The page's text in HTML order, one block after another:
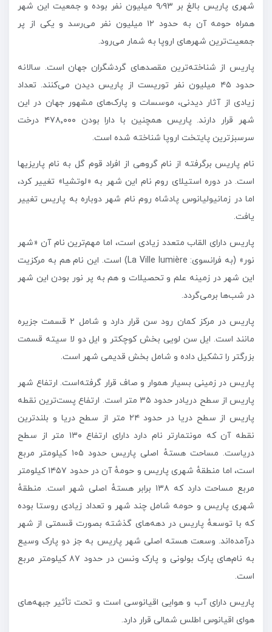
شهری پاریس بالغ بر ۹٫۹۳ میلیون نفر بوده و جمعیت این شهر
همراه حومه آن به حدود ۱۲ میلیون نفر می‌رسد و یکی از پر
جمعیت‌ترین شهرهای اروپا به شمار می‌رود.
پاریس از شناخته‌ترین مقصدهای گردشگران جهان است. سالانه
حدود ۴۵ میلیون نفر توریست از پاریس دیدن می‌کنند. تعداد
زیادی از آثار دیدنی، موسسات و پارک‌های مشهور جهان در این
شهر قرار دارند. پاریس همچنین با دارا بودن ۴۷۸٬۰۰۰ درخت
سرسبزترین پایتخت اروپا شناخته شده است.
نام پاریس برگرفته از نام گروهی از افراد قوم گل به نام پاریزیها
است. در دوره استیلای روم نام این شهر به «لوتشیا» تغییر کرد،
اما در زمانیولیانوس پادشاه روم نام شهر دوباره به پاریس تغییر
یافت.
پاریس دارای القاب متعدد زیادی است، اما مهم‌ترین نام آن «شهر
نور» (به فرانسوی: La Ville lumière) است. این نام هم به مرکزیت
این شهر در زمینه علم و تحصیلات و هم به پر نور بودن این شهر
در شب‌ها برمی‌گردد.
پاریس در مرکز کمان رود سن قرار دارد و شامل ۲ قسمت جزیره
مانند است. ایل سن لویی بخش کوچکتر و ایل دو لا سیته قسمت
بزرگتر را تشکیل داده و شامل بخش قدیمی شهر است.
پاریس در زمینی بسیار هموار و صاف قرار گرفته‌است. ارتفاع شهر
پاریس از سطح دریادر حدود ۳۵ متر است. ارتفاع پست‌ترین نقطه
پاریس از سطح دریا در حدود ۲۴ متر از سطح دریا و بلندترین
نقطه آن که مونتمارتر نام دارد دارای ارتفاع ۱۳۰ متر از سطح
دریاست. مساحت هستهٔ اصلی پاریس حدود ۱۰۵ کیلومتر مربع
است، اما منطقهٔ شهری پاریس و حومهٔ آن در حدود ۱۴۵۷ کیلومتر
مربع مساحت دارد که ۱۳۸ برابر هستهٔ اصلی شهر است. منطقهٔ
شهری پاریس و حومه شامل چند شهر و تعداد زیادی روستا بوده
که با توسعهٔ پاریس در دهه‌های گذشته بصورت قسمتی از شهر
درآمده‌اند. وسعت هسته اصلی شهر پاریس به جز دو پارک وسیع
به نام‌های پارک بولونی و پارک ونسن در حدود ۸۷ کیلومتر مربع
است.
پاریس دارای آب و هوایی اقیانوسی است و تحت تأثیر جبهه‌های
هوای اقیانوس اطلس شمالی قرار دارد.